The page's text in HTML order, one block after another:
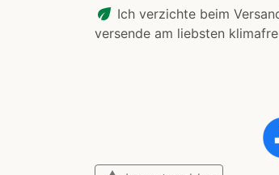
eco Ich verzichte beim
versende am liebsten